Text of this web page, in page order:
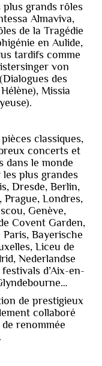
grands rôles
Almaviva,
de la Tragédie
en Aulide,
tardifs comme
von
des
Missia
classiques,
concerts et
dans le monde
plus grandes
Dresde, Berlin,
Prague, Londres,
Genève,
Covent Garden,
Bayerische
Liceu de
Nederlandse
d’Aix-en-
de prestigieux
collaboré
renommée